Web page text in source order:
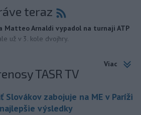
teraz
Matteo Arnaldi vypadol na turnaji ATP
už v 3. kole dvojhry.
Viac
TASR TV
Slovákov zabojuje na ME v Paríži
výsledky